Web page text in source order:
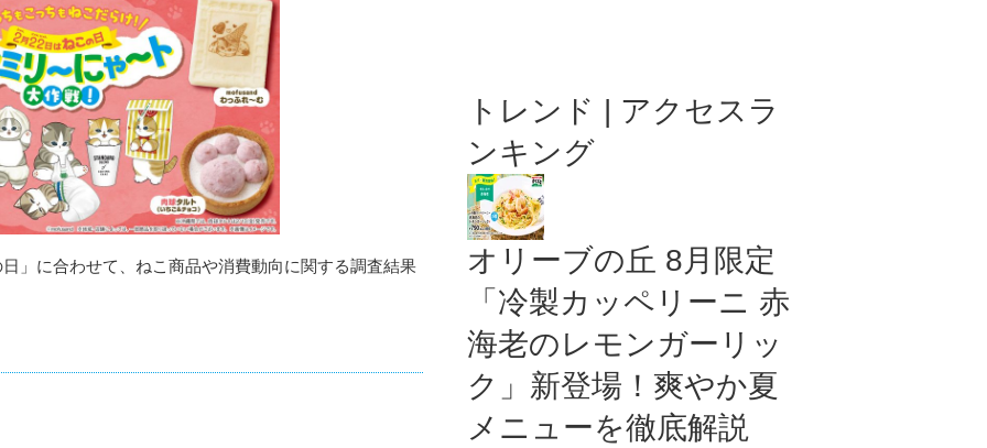
」に合わせて、ねこ商品や消費動向に関する調査結果
トレンド | アクセスラ
ンキング
オリーブの丘 8月限定
「冷製カッペリーニ 赤
海老のレモンガーリッ
ク」新登場！爽やか夏
メニューを徹底解説